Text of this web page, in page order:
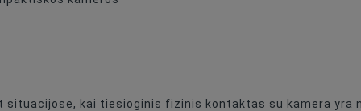
kai tiesioginis fizinis kontaktas su kamera yra